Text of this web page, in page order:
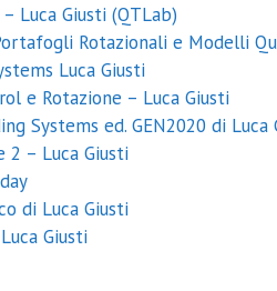
Luca Giusti (QTLab)
Rotazionali e Modelli
Luca Giusti
e Rotazione – Luca Giusti
Systems ed. GEN2020 di Luca
2 – Luca Giusti
di Luca Giusti
Giusti